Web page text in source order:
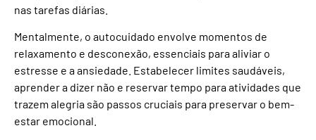
nas tarefas diárias.
Mentalmente, o autocuidado envolve momentos de
relaxamento e desconexão, essenciais para aliviar o
estresse e a ansiedade. Estabelecer limites saudáveis,
aprender a dizer não e reservar tempo para atividades que
trazem alegria são passos cruciais para preservar o bem-
estar emocional.